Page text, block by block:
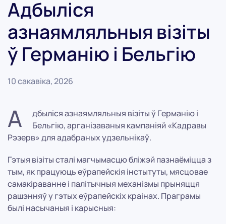
Адбыліся
азнаямляльныя візіты
ў Германію і Бельгію
10 сакавіка, 2026
А
дбыліся азнаямляльныя візіты ў Германію і
Бельгію, арганізаваныя кампаніяй «Кадравы
Рэзерв» для адабраных удзельнікаў.
Гэтыя візіты сталі магчымасцю бліжэй пазнаёміцца з
тым, як працуюць еўрапейскія інстытуты, мясцовае
самакіраванне і палітычныя механізмы прыняцця
рашэнняў у гэтых еўрапейскіх краінах. Праграмы
былі насычаныя і карысныя: